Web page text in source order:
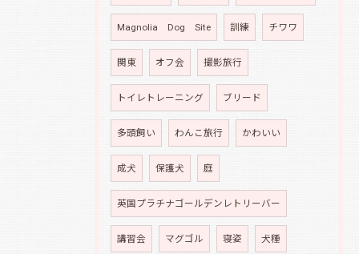
Magnolia Dog Site 訓練 チワワ
関東 オフ会 撮影旅行
トイレトレーニング ブリード
多頭飼い わんこ旅行 かわいい
成犬 保護犬 庭
英国プラチナゴールデンレトリーバー
講習会 マグゴル 寝姿 犬種